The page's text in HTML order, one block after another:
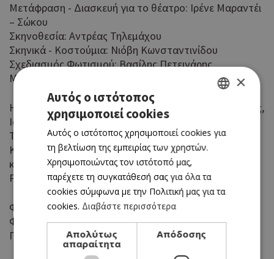
Μετάφραση - Διασκευή για το θέατρο: Ιρένε Μαραντέι
– Σώκου
Σκηνοθεσία: Αντρέας Τηλεμάχου
Σκηνικά - Κοστούμια: Νιόβη Κωνσταντινίδου
Σχεδιασμός Φωτισμού: Βασίλης Πετεινάρης
Μουσική Επιμέλεια: Αντρέας Τηλεμάχου
Ηθοποιοί (με σειρά εμφάνισης): Μαρίνος Ξενοφώντος,
Ιάσωνας Λοιζίδης, Μαρία Φιακά, Νικόλας Πέτρου,
Τώνης Ιακωβίδης, Χλόη Γεωργοπούλου, Κυριακή
Κωνσταντίνου, Γαλάτεια Ζήνωνος, Ελένη Οδυσσέως
καθώς επίσης και οι: Άγγελος Αγγελή, Άντρη Μηνά,
Ραφαήλ Κολοβός.
Φωτισμός - Ήχος: Χρήστος Παναγιώτου
Φωτογραφίες: Τίτος Αγαθαγγέλου
Γραφικά: Theo Πέτρου
ENGLISH
×
Αυτός ο ιστότοπος
χρησιμοποιεί cookies
Αυτός ο ιστότοπος χρησιμοποιεί cookies για
τη βελτίωση της εμπειρίας των χρηστών.
Χρησιμοποιώντας τον ιστότοπό μας,
παρέχετε τη συγκατάθεσή σας για όλα τα
cookies σύμφωνα με την Πολιτική μας για τα
cookies. Διαβάστε περισσότερα
Απολύτως
απαραίτητα
Απόδοσης